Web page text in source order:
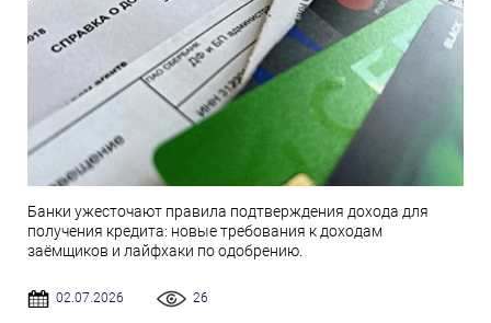
Банки ужесточают правила подтверждения дохода для
получения кредита: новые требования к доходам
заёмщиков и лайфхаки по одобрению.
02.07.2026 26